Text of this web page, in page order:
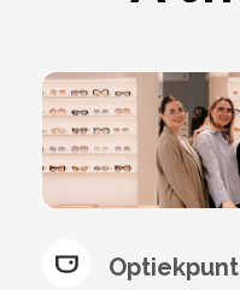
Optiekpunt